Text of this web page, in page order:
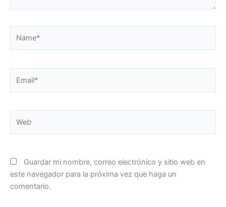
Guardar mi nombre, correo electrónico y sitio web en
este navegador para la próxima vez que haga un
comentario.